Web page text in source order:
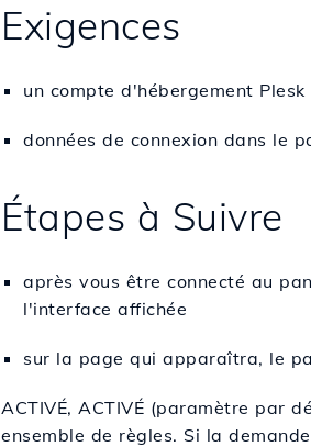
Exigences
un compte d'hébergement
données de connexion dans le
Étapes à Suivre
après vous être connecté au
l'interface affichée
sur la page qui apparaîtra, le
ACTIVÉ, ACTIVÉ (paramètre par
ensemble de règles. Si la